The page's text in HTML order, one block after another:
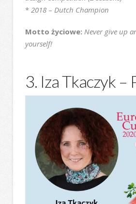
* 2018– Dutch Champion
Motto życiowe: Never give up
yourself!
3. Iza Tkaczyk –